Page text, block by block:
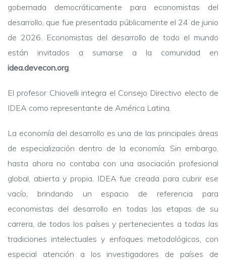
gobernada democráticamente para economistas del
desarrollo, que fue presentada públicamente el 24 de junio
de 2026. Economistas del desarrollo de todo el mundo
están invitados a sumarse a la comunidad en
idea.devecon.org.
El profesor Chiovelli integra el Consejo Directivo electo de
IDEA como representante de América Latina.
La economía del desarrollo es una de las principales áreas
de especialización dentro de la economía. Sin embargo,
hasta ahora no contaba con una asociación profesional
global, abierta y propia. IDEA fue creada para cubrir ese
vacío, brindando un espacio de referencia para
economistas del desarrollo en todas las etapas de su
carrera, de todos los países y pertenecientes a todas las
tradiciones intelectuales y enfoques metodológicos, con
especial atención a los investigadores de países de